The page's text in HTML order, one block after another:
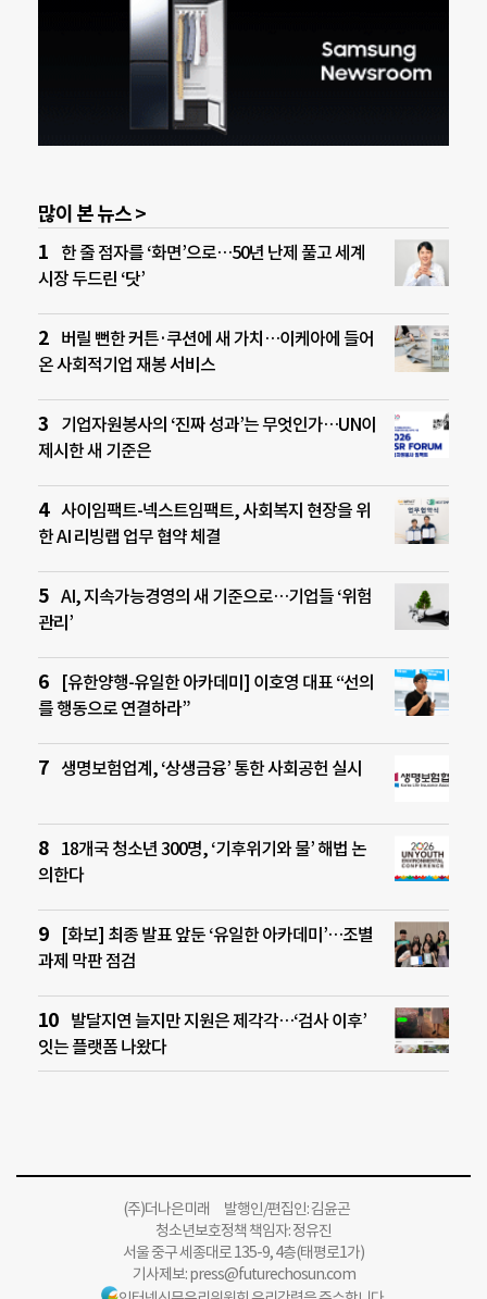
많이 본 뉴스 >
한 줄 점자를 ‘화면’으로…50년 난제 풀고 세계
시장 두드린 ‘닷’
버릴 뻔한 커튼·쿠션에 새 가치…이케아에 들어
온 사회적기업 재봉 서비스
기업자원봉사의 ‘진짜 성과’는 무엇인가…UN이
제시한 새 기준은
사이임팩트-넥스트임팩트, 사회복지 현장을 위
한 AI 리빙랩 업무 협약 체결
AI, 지속가능경영의 새 기준으로…기업들 ‘위험
관리’
[유한양행-유일한 아카데미] 이호영 대표 “선의
를 행동으로 연결하라”
생명보험업계, ‘상생금융’ 통한 사회공헌 실시
18개국 청소년 300명, ‘기후위기와 물’ 해법 논
의한다
[화보] 최종 발표 앞둔 ‘유일한 아카데미’…조별
과제 막판 점검
발달지연 늘지만 지원은 제각각…‘검사 이후’
잇는 플랫폼 나왔다
(주)더나은미래 발행인/편집인: 김윤곤
청소년보호정책 책임자: 정유진
서울 중구 세종대로 135-9, 4층(태평로1가)
기사제보:press@futurechosun.com